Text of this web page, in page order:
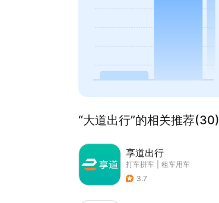
“大道出行”的相关推荐(30)
享道出行
打车拼车
租车用车
3.7